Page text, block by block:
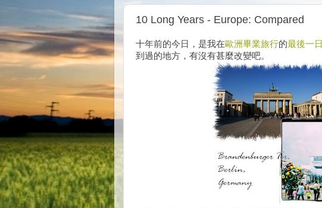
10 Long Years - Europe: Compared
十年前的今日，是我在歐洲畢業旅行的最後一日
到過的地方，有沒有甚麼改變吧。